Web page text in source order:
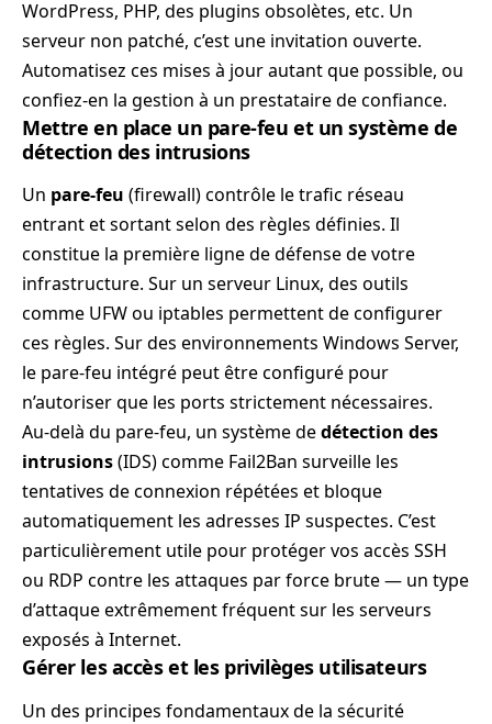
WordPress, PHP, des plugins obsolètes, etc. Un
serveur non patché, c’est une invitation ouverte.
Automatisez ces mises à jour autant que possible, ou
confiez-en la gestion à un prestataire de confiance.
Mettre en place un pare-feu et un système de
détection des intrusions
Un pare-feu (firewall) contrôle le trafic réseau
entrant et sortant selon des règles définies. Il
constitue la première ligne de défense de votre
infrastructure. Sur un serveur Linux, des outils
comme UFW ou iptables permettent de configurer
ces règles. Sur des environnements Windows Server,
le pare-feu intégré peut être configuré pour
n’autoriser que les ports strictement nécessaires.
Au-delà du pare-feu, un système dedétection des
intrusions(IDS) comme Fail2Ban surveille les
tentatives de connexion répétées et bloque
automatiquement les adresses IP suspectes. C’est
particulièrement utile pour protéger vos accès SSH
ou RDP contre les attaques par force brute — un type
d’attaque extrêmement fréquent sur les serveurs
exposés à Internet.
Gérer les accès et les privilèges utilisateurs
Un des principes fondamentaux de la sécurité